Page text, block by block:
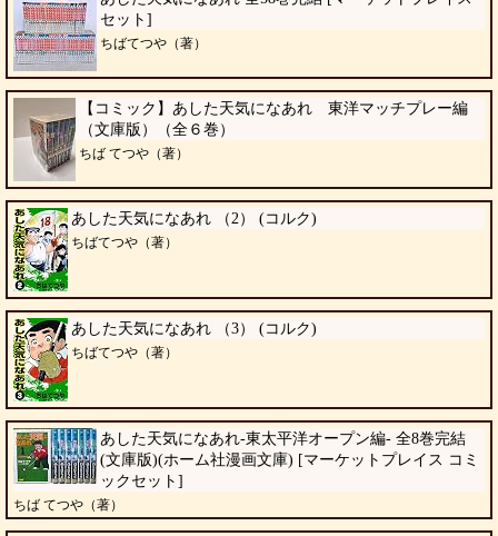
セット]
ちばてつや（著）
【コミック】あした天気になあれ 東洋マッチプレー編
（文庫版）（全６巻）
ちば てつや（著）
あした天気になあれ （2） (コルク)
ちばてつや（著）
あした天気になあれ （3） (コルク)
ちばてつや（著）
あした天気になあれ-東太平洋オープン編- 全8巻完結
(文庫版)(ホーム社漫画文庫) [マーケットプレイス コミ
ックセット]
ちば てつや（著）